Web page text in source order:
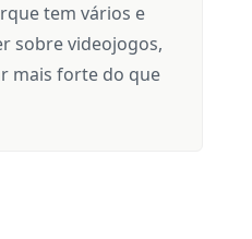
tem vários e
sobre videojogos,
mais forte do que